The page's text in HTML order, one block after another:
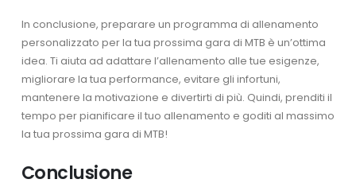
In conclusione, preparare un programma di allenamento
personalizzato per la tua prossima gara di MTB è un’ottima
idea. Ti aiuta ad adattare l’allenamento alle tue esigenze,
migliorare la tua performance, evitare gli infortuni,
mantenere la motivazione e divertirti di più. Quindi, prenditi il
tempo per pianificare il tuo allenamento e goditi al massimo
la tua prossima gara di MTB!
Conclusione